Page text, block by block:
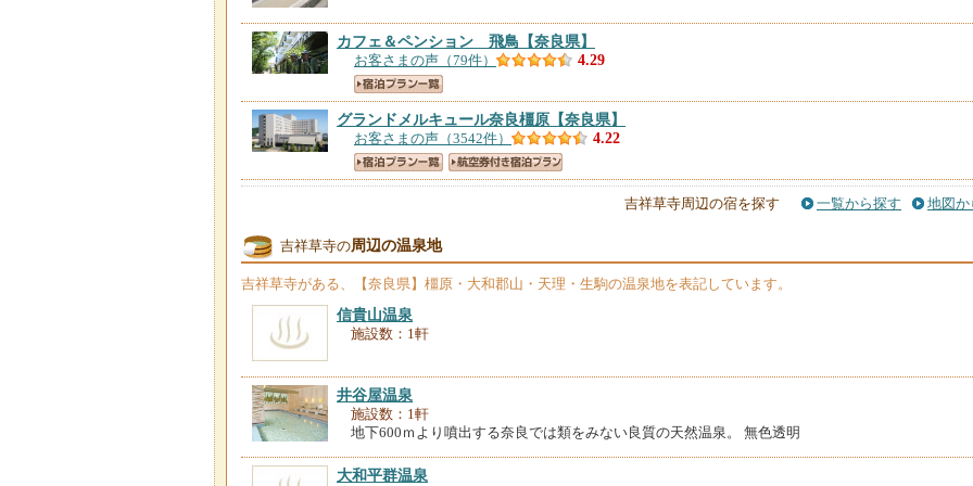
カフェ＆ペンション 飛鳥 【奈良県】
お客さまの声（79件） 4.29
グランドメルキュール奈良橿原 【奈良県】
お客さまの声（3542件） 4.22
お客さまの声（3件）
ＨＡＮＡＲＥ屋【奈良県】
お客さまの声（2件）
吉祥草寺周辺の宿を探す 一覧から探す 地図か
吉祥草寺の周辺の温泉地
吉祥草寺がある、【奈良県】橿原・大和郡山・天理・生駒の温泉地を表記しています。
信貴山温泉
施設数：1軒
井谷屋温泉
施設数：1軒
地下600ｍより噴出する奈良では類をみない良質の天然温泉。 無色透明
大和平群温泉